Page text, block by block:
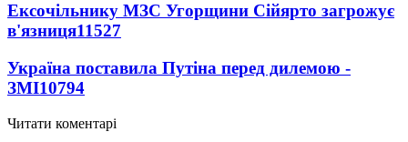
Ексочільнику МЗС Угорщини Сійярто загрожує
в'язниця11527
Україна поставила Путіна перед дилемою -
ЗМІ10794
Читати коментарі